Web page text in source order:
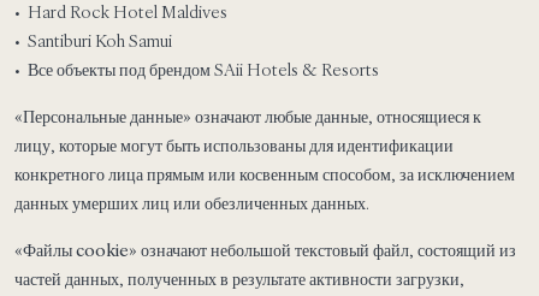
• Hard Rock Hotel Maldives
• Santiburi Koh Samui
• Все объекты под брендом SAii Hotels & Resorts
«Персональные данные» означают любые данные, относящиеся к
лицу, которые могут быть использованы для идентификации
конкретного лица прямым или косвенным способом, за исключением
данных умерших лиц или обезличенных данных.
«Файлы cookie» означают небольшой текстовый файл, состоящий из
частей данных, полученных в результате активности загрузки,